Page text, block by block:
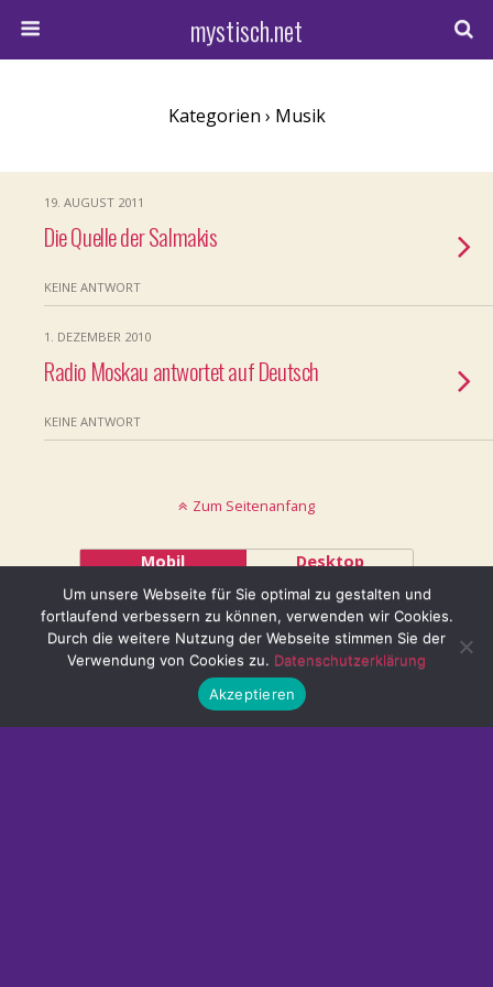
mystisch.net
Kategorien › Musik
19. AUGUST 2011
Die Quelle der Salmakis
KEINE ANTWORT
1. DEZEMBER 2010
Radio Moskau antwortet auf Deutsch
KEINE ANTWORT
Zum Seitenanfang
Mobil Desktop
@ mystisch.net
Um unsere Webseite für Sie optimal zu gestalten und
fortlaufend verbessern zu können, verwenden wir Cookies.
Durch die weitere Nutzung der Webseite stimmen Sie der
Verwendung von Cookies zu. Datenschutzerklärung
Akzeptieren